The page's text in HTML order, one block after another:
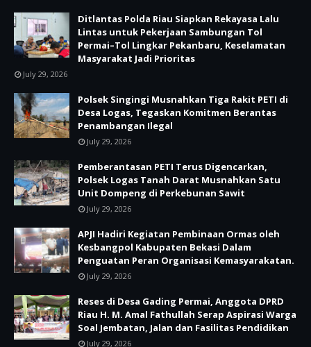
Ditlantas Polda Riau Siapkan Rekayasa Lalu
Lintas untuk Pekerjaan Sambungan Tol
Permai–Tol Lingkar Pekanbaru, Keselamatan
Masyarakat Jadi Prioritas
July 29, 2026
Polsek Singingi Musnahkan Tiga Rakit PETI di
Desa Logas, Tegaskan Komitmen Berantas
Penambangan Ilegal
July 29, 2026
Pemberantasan PETI Terus Digencarkan,
Polsek Logas Tanah Darat Musnahkan Satu
Unit Dompeng di Perkebunan Sawit
July 29, 2026
APJI Hadiri Kegiatan Pembinaan Ormas oleh
Kesbangpol Kabupaten Bekasi Dalam
Penguatan Peran Organisasi Kemasyarakatan.
July 29, 2026
Reses di Desa Gading Permai, Anggota DPRD
Riau H. M. Amal Fathullah Serap Aspirasi Warga
Soal Jembatan, Jalan dan Fasilitas Pendidikan
July 29, 2026